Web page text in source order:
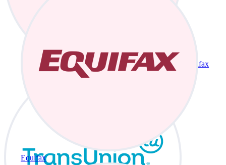
Equifax
Equifax